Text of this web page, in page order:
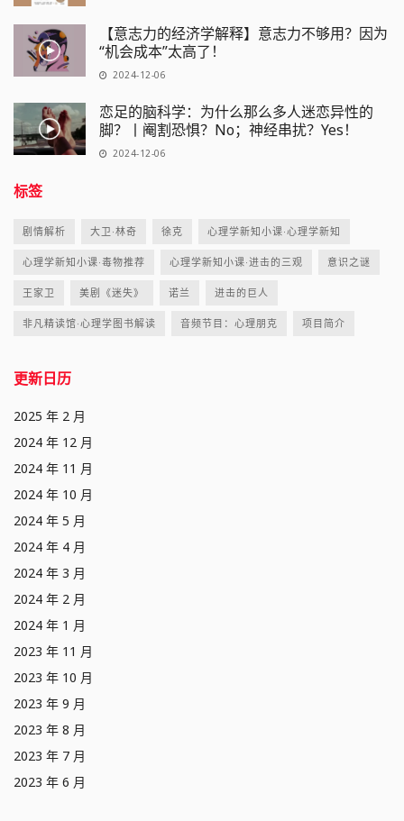
【意志力的经济学解释】意志力不够用？因为
“机会成本”太高了！
2024-12-06
恋足的脑科学：为什么那么多人迷恋异性的
脚？丨阉割恐惧？No；神经串扰？Yes！
2024-12-06
标签
剧情解析 大卫·林奇 徐克 心理学新知小课·心理学新知
心理学新知小课·毒物推荐 心理学新知小课·进击的三观 意识之谜
王家卫 美剧《迷失》 诺兰 进击的巨人
非凡精读馆·心理学图书解读 音频节目：心理朋克 项目简介
更新日历
2025 年 2 月
2024 年 12 月
2024 年 11 月
2024 年 10 月
2024 年 5 月
2024 年 4 月
2024 年 3 月
2024 年 2 月
2024 年 1 月
2023 年 11 月
2023 年 10 月
2023 年 9 月
2023 年 8 月
2023 年 7 月
2023 年 6 月